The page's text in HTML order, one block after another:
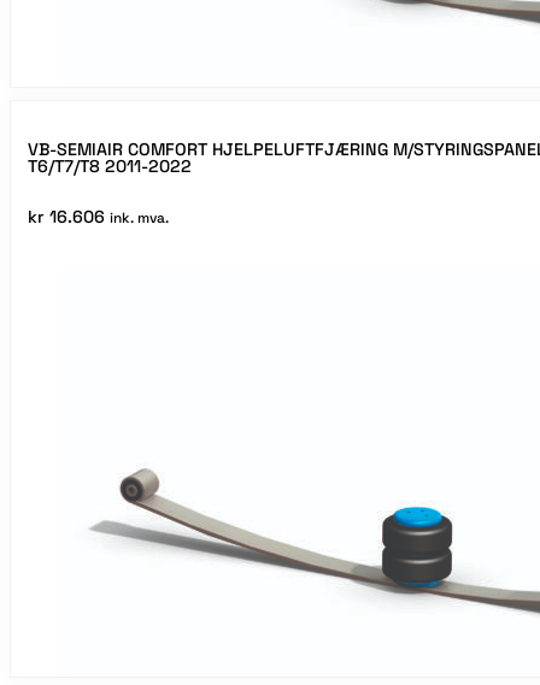
VB-SEMIAIR COMFORT HJELPELUFTFJÆRING M/
T6/T7/T8 2011-2022
kr 16.606 ink. mva.